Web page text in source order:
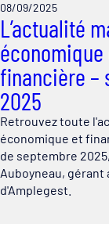
08/09/2025
L’actualité
financière –
2025
Retrouvez toute
économique et
de septembre
Auboyneau, gérant
d'Amplegest.